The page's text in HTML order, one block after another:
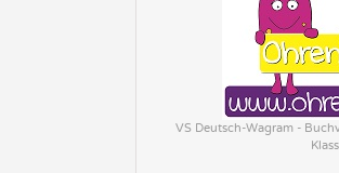
VS Deutsch-Wagram -